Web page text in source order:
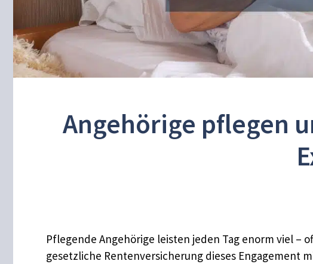
Angehörige pflegen
Pflegende Angehörige leisten jeden Tag enorm viel –
gesetzliche Rentenversicherung dieses Engagement